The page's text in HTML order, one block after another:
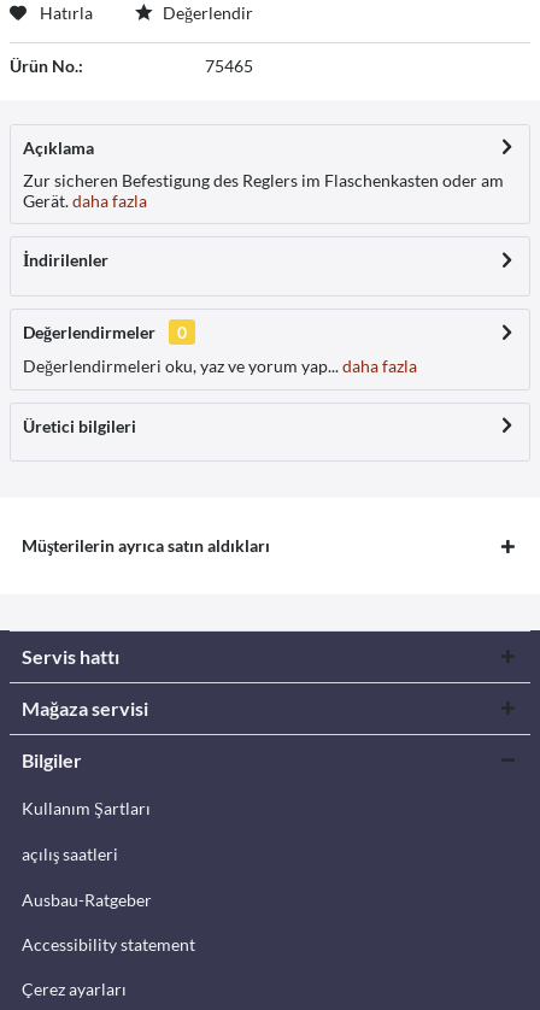
Hatırla Değerlendir
Ürün No.: 75465
Açıklama
Zur sicheren Befestigung des Reglers im Flaschenkasten oder am
Gerät.daha fazla
İndirilenler
Değerlendirmeler
0
Değerlendirmeleri oku, yaz ve yorum yap...daha fazla
Üretici bilgileri
Müşterilerin ayrıca satın aldıkları
Servis hattı
Mağaza servisi
Bilgiler
Kullanım Şartları
açılış saatleri
Ausbau-Ratgeber
Accessibility statement
Çerez ayarları